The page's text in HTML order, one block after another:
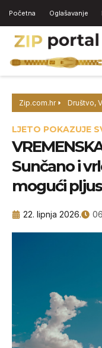
Početna Oglašavanje
Zip.com.hr Društvo,
LJETO POKAZUJE
Sunčano i
mogući
22. lipnja 2026.